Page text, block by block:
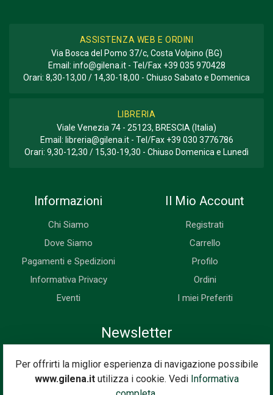
Per offrirti la miglior esperienza di navigazione possibile
www.gilena.itutilizza i cookie. Vedi Informativa
ASSISTENZA WEB E ORDINI
Via Bosca del Pomo 37/c, Costa Volpino (BG)
Email: info@gilena.it- Tel/Fax +39 035 970428
Orari: 8,30-13,00 / 14,30-18,00 - Chiuso Sabato e Domenica
LIBRERIA
Viale Venezia 74 - 25123, BRESCIA (Italia)
Email: libreria@gilena.it- Tel/Fax +39 030 3776786
Orari: 9,30-12,30 / 15,30-19,30 - Chiuso Domenica e Lunedì
Informazioni
Chi Siamo
Dove Siamo
Pagamenti e Spedizioni
Informativa Privacy
Eventi
Il Mio Account
Registrati
Carrello
Profilo
Ordini
I miei Preferiti
Newsletter
Iscriviti subito alla nostra newsletter. Riceverai prima di tutti le
novità, le offerte, i prossimi eventi...